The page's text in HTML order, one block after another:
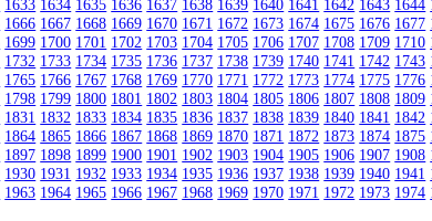
1633 1634 1635 1636 1637 1638 1639 1640 1641 1642 1643 1644
1666 1667 1668 1669 1670 1671 1672 1673 1674 1675 1676 1677
1699 1700 1701 1702 1703 1704 1705 1706 1707 1708 1709 1710
1732 1733 1734 1735 1736 1737 1738 1739 1740 1741 1742 1743
1765 1766 1767 1768 1769 1770 1771 1772 1773 1774 1775 1776
1798 1799 1800 1801 1802 1803 1804 1805 1806 1807 1808 1809
1831 1832 1833 1834 1835 1836 1837 1838 1839 1840 1841 1842
1864 1865 1866 1867 1868 1869 1870 1871 1872 1873 1874 1875
1897 1898 1899 1900 1901 1902 1903 1904 1905 1906 1907 1908
1930 1931 1932 1933 1934 1935 1936 1937 1938 1939 1940 1941
1963 1964 1965 1966 1967 1968 1969 1970 1971 1972 1973 1974